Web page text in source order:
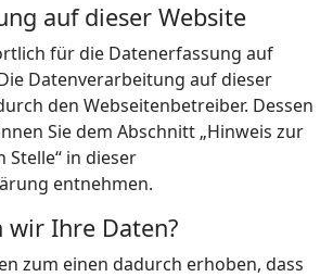
auf dieser Website
für die Datenerfassung auf
Datenverarbeitung auf dieser
den Webseitenbetreiber. Dessen
Sie dem Abschnitt „Hinweis zur
in dieser
entnehmen.
wir Ihre Daten?
zum einen dadurch erhoben, dass